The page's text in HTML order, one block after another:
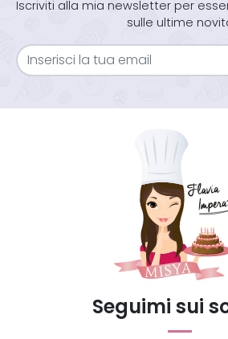
Iscriviti alla mia newsletter per
sulle ultime
Seguimi sui